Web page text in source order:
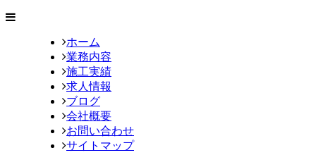
ホーム
業務内容
施工実績
求人情報
ブログ
会社概要
お問い合わせ
サイトマップ